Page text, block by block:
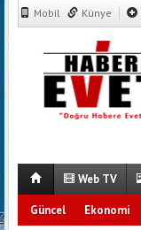
Mobil Künye
Web TV
Güncel Ekonomi